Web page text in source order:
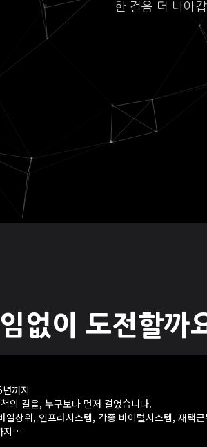
한 걸음 더 나아
없이 도전할까
까지
의 길을, 누구보다 먼저 걸었습니다.
일상위, 인프라시스템, 각종 바이럴시스템, 재택
지…